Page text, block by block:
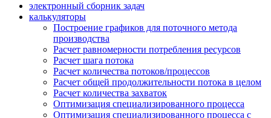
электронный сборник задач
калькуляторы
Построение графиков для поточного метода
производства
Расчет равномерности потребления ресурсов
Расчет шага потока
Расчет количества потоков/процессов
Расчет общей продолжительности потока в целом
Расчет количества захваток
Оптимизация специализированного процесса
Оптимизация специализированного процесса с